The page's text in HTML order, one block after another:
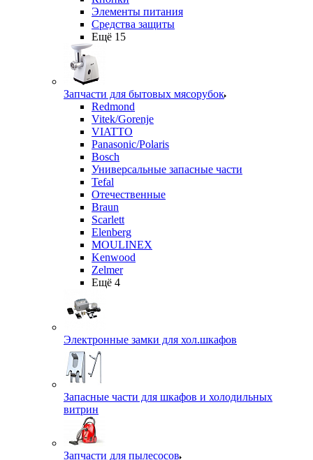
Элементы питания
Средства защиты
Ещё 15
Запчасти для бытовых мясорубок
Redmond
Vitek/Gorenje
VIATTO
Panasonic/Polaris
Bosch
Универсальные запасные части
Tefal
Отечественные
Braun
Scarlett
Elenberg
MOULINEX
Kenwood
Zelmer
Ещё 4
Электронные замки для хол.шкафов
Запасные части для шкафов и холодильных
витрин
Запчасти для пылесосов